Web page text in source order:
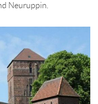
Neuruppin.